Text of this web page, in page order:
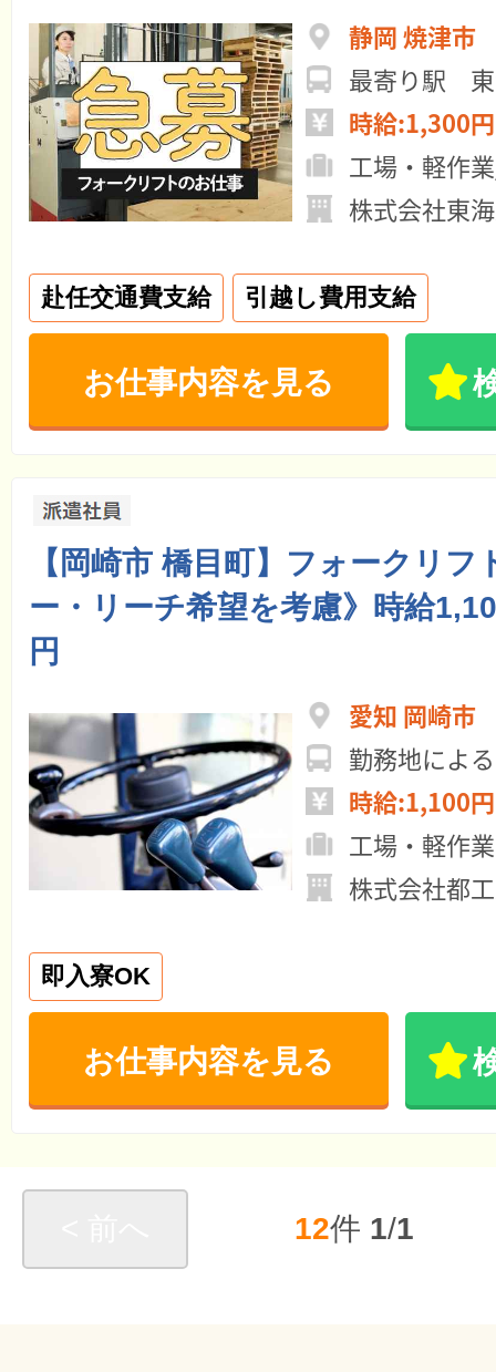
静岡 焼津市
最寄り駅
時給:1,300
工場・軽作
株式会社東
赴任交通費支給 引越し費用支給
お仕事内容を見る
【岡崎市 橋目町】フォークリフ
ー・リーチ希望を考慮》時給
円
愛知 岡崎市
勤務地による
時給:1,100
工場・軽作業
株式会社都
即入寮OK
お仕事内容を見る
12件 1/1